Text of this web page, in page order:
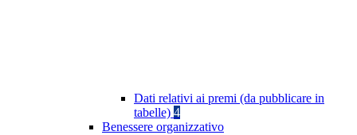
Dati relativi ai premi (da pubblicare in
tabelle) 4
Benessere organizzativo